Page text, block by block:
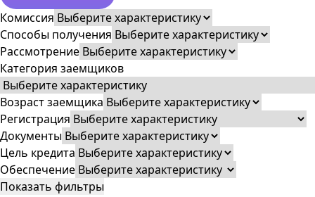
Комиссия
Способы получения
Рассмотрение
Категория заемщиков
Возраст заемщика
Регистрация
Документы
Цель кредита
Обеспечение
Показать фильтры